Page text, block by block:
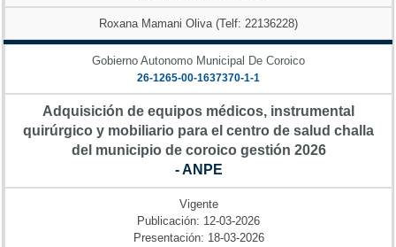
Roxana Mamani Oliva (Telf: 22136228)
Gobierno Autonomo Municipal De Coroico
26-1265-00-1637370-1-1
Adquisición de equipos médicos, instrumental
quirúrgico y mobiliario para el centro de salud challa
del municipio de coroico gestión 2026
- ANPE
Vigente
Publicación: 12-03-2026
Presentación: 18-03-2026